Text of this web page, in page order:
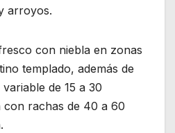
arroyos.
con niebla en zonas
templado, además de
de 15 a 30
rachas de 40 a 60